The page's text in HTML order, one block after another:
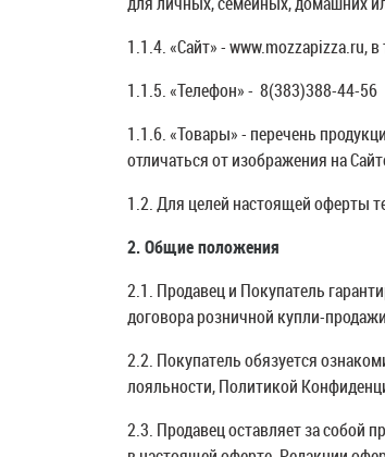
1.1.4. «Сайт» - www.mozzapizza.ru,
1.1.5. «Телефон» - 8(383)388-44-56
1.1.6. «Товары» - перечень
отличаться от изображения на
1.2. Для целей настоящей оферты
2. Общие положения
2.1. Продавец и Покупатель
договора розничной купли-
2.2. Покупатель обязуется
лояльности, Политикой
2.3. Продавец оставляет за собой